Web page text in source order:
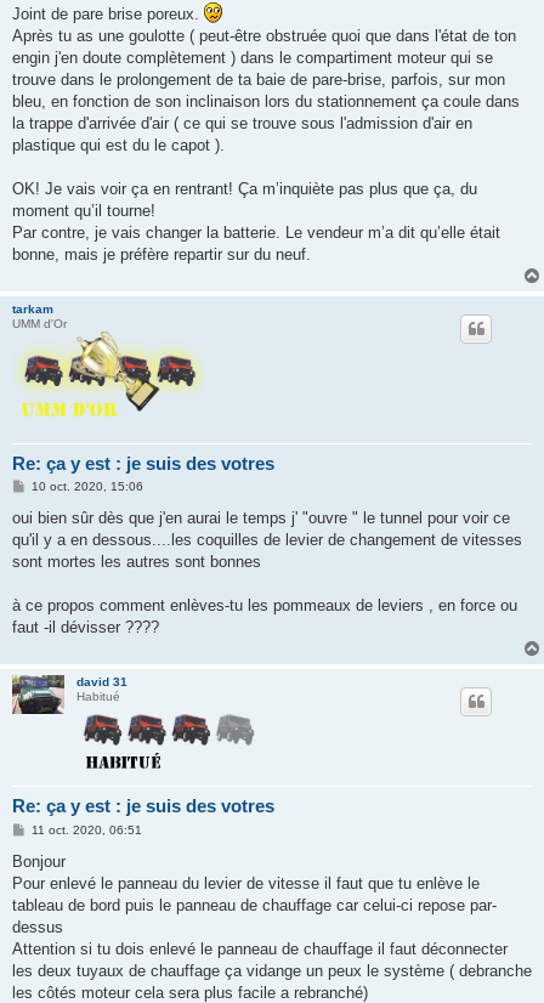
s
s
a
g
e
Joint de pare brise poreux.
Après tu as une goulotte ( peut-être obstruée quoi que dans l'état de ton
engin j'en doute complètement ) dans le compartiment moteur qui se
trouve dans le prolongement de ta baie de pare-brise, parfois, sur mon
bleu, en fonction de son inclinaison lors du stationnement ça coule dans
la trappe d'arrivée d'air ( ce qui se trouve sous l'admission d'air en
plastique qui est du le capot ).
OK! Je vais voir ça en rentrant! Ça m’inquiète pas plus que ça, du
moment qu’il tourne!
Par contre, je vais changer la batterie. Le vendeur m’a dit qu’elle était
bonne, mais je préfère repartir sur du neuf.
tarkam
UMM d'Or
Re: ça y est : je suis des votres
M
s
a
g
10 oct. 2020, 15:06
oui bien sûr dès que j'en aurai le temps j' "ouvre " le tunnel pour voir ce
qu'il y a en dessous....les coquilles de levier de changement de vitesses
sont mortes les autres sont bonnes
à ce propos comment enlèves-tu les pommeaux de leviers , en force ou
faut -il dévisser ????
david 31
Habitué
Re: ça y est : je suis des votres
M
s
a
g
11 oct. 2020, 06:51
Bonjour
Pour enlevé le panneau du levier de vitesse il faut que tu enlève le
tableau de bord puis le panneau de chauffage car celui-ci repose par-
dessus
Attention si tu dois enlevé le panneau de chauffage il faut déconnecter
les deux tuyaux de chauffage ça vidange un peux le système ( debranche
les côtés moteur cela sera plus facile a rebranché)